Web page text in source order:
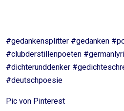
#gedankensplitter #gedanken
#clubderstillenpoeten
#dichterunddenker
#deutschpoesie
Pic von Pinterest